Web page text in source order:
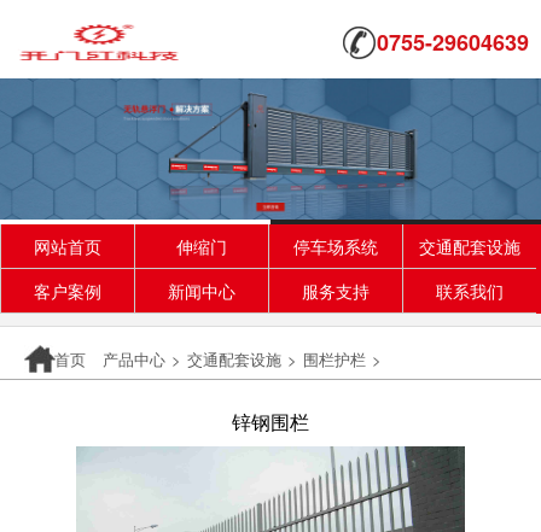
0755-29604639
网站首页 伸缩门 停车场系统
交通配套设施
客户案例
新闻中心 服务支持 联系我们
首页 产品中心 > 交通配套设施 > 围栏护栏 >
锌钢围栏